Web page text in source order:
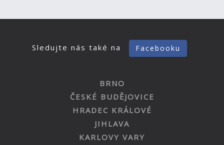
Sledujte nás také na Facebooku
BRNO
ČESKÉ BUDĚJOVICE
HRADEC KRÁLOVÉ
JIHLAVA
KARLOVY VARY